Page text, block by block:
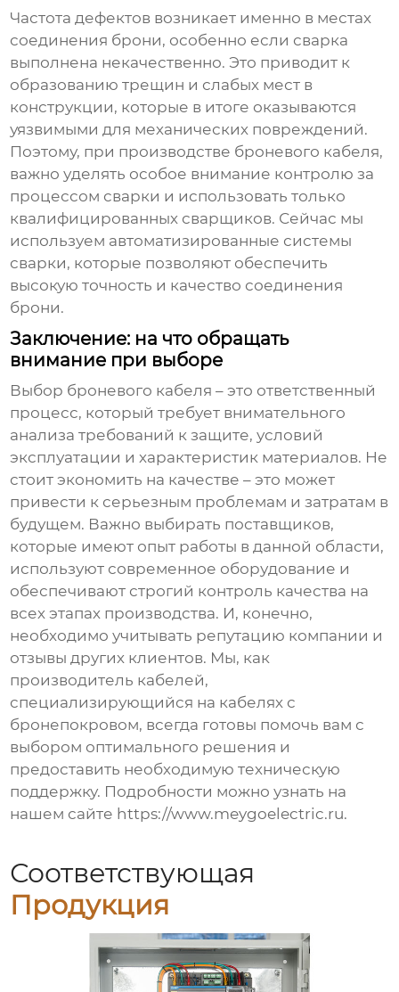
Частота дефектов возникает именно в местах
соединения брони, особенно если сварка
выполнена некачественно. Это приводит к
образованию трещин и слабых мест в
конструкции, которые в итоге оказываются
уязвимыми для механических повреждений.
Поэтому, при производстве броневого кабеля,
важно уделять особое внимание контролю за
процессом сварки и использовать только
квалифицированных сварщиков. Сейчас мы
используем автоматизированные системы
сварки, которые позволяют обеспечить
высокую точность и качество соединения
брони.
Заключение: на что обращать
внимание при выборе
Выбор броневого кабеля – это ответственный
процесс, который требует внимательного
анализа требований к защите, условий
эксплуатации и характеристик материалов. Не
стоит экономить на качестве – это может
привести к серьезным проблемам и затратам в
будущем. Важно выбирать поставщиков,
которые имеют опыт работы в данной области,
используют современное оборудование и
обеспечивают строгий контроль качества на
всех этапах производства. И, конечно,
необходимо учитывать репутацию компании и
отзывы других клиентов. Мы, как
производитель кабелей,
специализирующийся на кабелях с
бронепокровом, всегда готовы помочь вам с
выбором оптимального решения и
предоставить необходимую техническую
поддержку. Подробности можно узнать на
нашем сайте https://www.meygoelectric.ru.
Соответствующая
Продукция